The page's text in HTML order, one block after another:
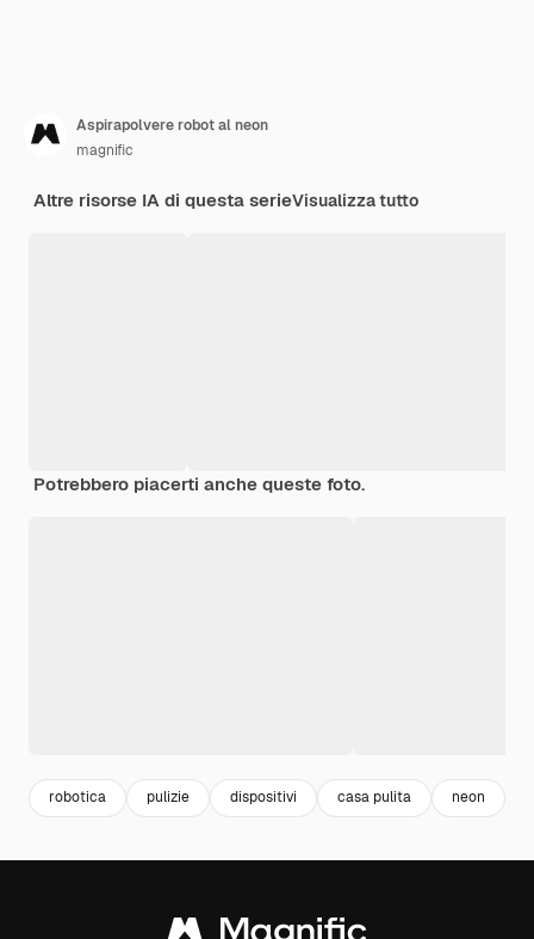
Aspirapolvere robot al neon
magnific
Altre risorse IA di questa serieVisualizza tutto
Potrebbero piacerti anche queste foto.
robotica pulizie dispositivi casa pulita neon